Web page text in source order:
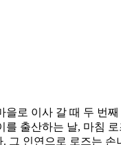
을로 이사 갈 때 두 번
를 출산하는 날, 마침
그 인연으로 로즈는 손